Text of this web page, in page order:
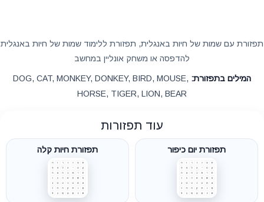
תפזורת עם שמות של חיות באנגלית, תפזורת ללימוד שמות של חיות באנגלית
להדפסה או משחק אונליין במחשב
המילים בתפזורת: DOG, CAT, MONKEY, DONKEY, BIRD, MOUSE,
HORSE, TIGER, LION, BEAR
עוד תפזורות
תפזורת יום כיפור תפזורת חיות קלה